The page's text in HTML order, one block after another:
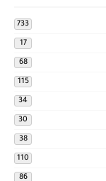
733
17
68
115
34
30
38
110
86